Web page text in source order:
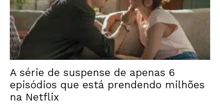
A série de suspense de apenas 6
episódios que está prendendo milhões
na Netflix